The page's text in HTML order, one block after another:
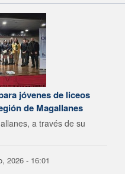
jóvenes de liceos
de Magallanes
a través de su
2026 - 16:01